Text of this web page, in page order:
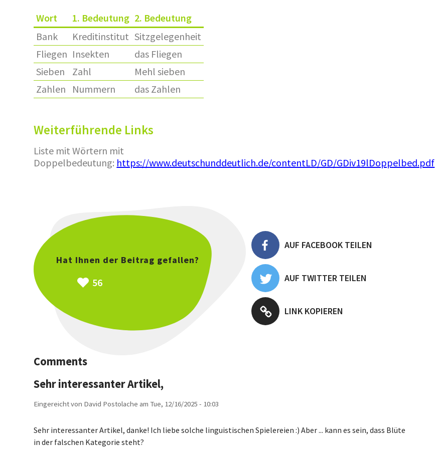
Wort 1. Bedeutung 2. Bedeutung
Bank
Kreditinstitut Sitzgelegenheit
Fliegen Insekten
das Fliegen
Sieben
Zahl
Mehl sieben
Zahlen
Nummern das Zahlen
Weiterführende Links
Liste mit Wörtern mit
Doppelbedeutung: https://www.deutschunddeutlich.de/contentLD/GD/GDiv19lDoppelbed.pdf
Hat Ihnen der Beitrag gefallen?
56
AUF FACEBOOK TEILEN
AUF TWITTER TEILEN
LINK KOPIEREN
Comments
Sehr interessanter Artikel,
Eingereicht von David Postolache am Tue, 12/16/2025 - 10:03
Sehr interessanter Artikel, danke! Ich liebe solche linguistischen Spielereien :) Aber ... kann es sein, dass Blüte
in der falschen Kategorie steht?